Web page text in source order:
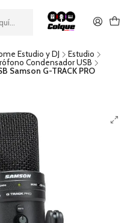
con transferencia bancaria
Este descuento no es
a gastos de envío.
Estudio y DJ
Estudio
Condensador USB
Samson G-TRACK PRO